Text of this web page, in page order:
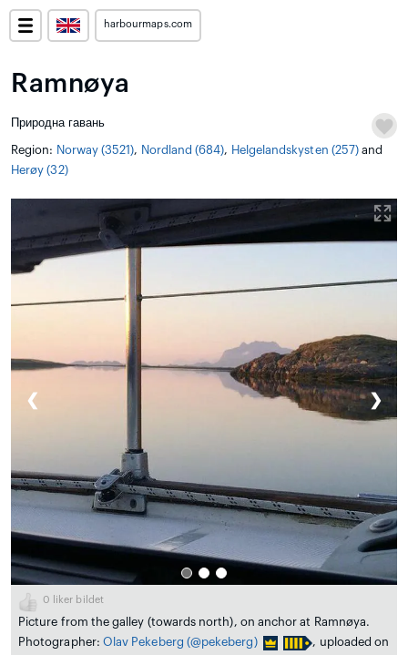
harbourmaps.com
Ramnøya
Природна гавань
Region: Norway (3521), Nordland (684), Helgelandskysten (257) and
Herøy (32)
❮ ❯
0 liker bildet
Picture from the galley (towards north), on anchor at Ramnøya.
Photographer: Olav Pekeberg (@pekeberg)
, uploaded on